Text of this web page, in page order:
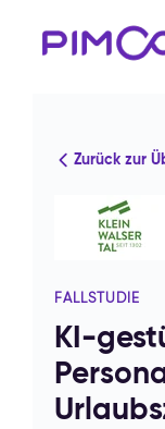
Zurück zur
FALLSTUDIE
KI-